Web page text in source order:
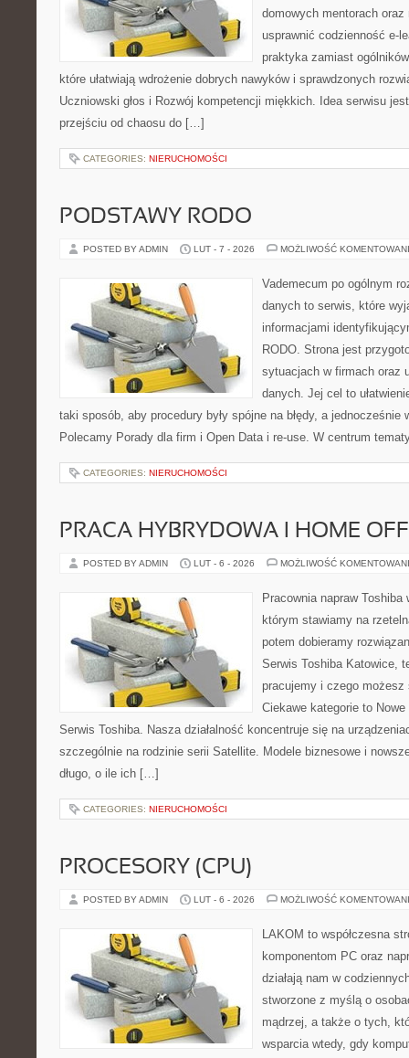
domowych mentorach
usprawnić codzienność e-
praktyka zamiast
które ułatwiają wdrożenie dobrych nawyków i sprawdzonych
Uczniowski głos i Rozwój kompetencji miękkich. Idea serwisu
przejściu od chaosu do […]
CATEGORIES: NIERUCHOMOŚCI
PODSTAWY RODO
POSTED BY ADMIN LUT - 7 - 2026 MOŻLIWOŚĆ
Vademecum po ogólnym
danych to serwis, które
informacjami
RODO. Strona jest
sytuacjach w firmach oraz
danych. Jej cel to
taki sposób, aby procedury były spójne na błędy, a jednocześnie
Polecamy Porady dla firm i Open Data i re-use. W centrum
CATEGORIES: NIERUCHOMOŚCI
PRACA HYBRYDOWA I HOME
POSTED BY ADMIN LUT - 6 - 2026 MOŻLIWOŚĆ
Pracownia napraw
którym stawiamy na
potem dobieramy
Serwis Toshiba Katowice,
pracujemy i czego możesz
Ciekawe kategorie to
Serwis Toshiba. Nasza działalność koncentruje się na
szczególnie na rodzinie serii Satellite. Modele biznesowe i
długo, o ile ich […]
CATEGORIES: NIERUCHOMOŚCI
PROCESORY (CPU)
POSTED BY ADMIN LUT - 6 - 2026 MOŻLIWOŚĆ
LAKOM to współczesna
komponentom PC oraz
działają nam w
stworzone z myślą o
mądrzej, a także o tych,
wsparcia wtedy, gdy